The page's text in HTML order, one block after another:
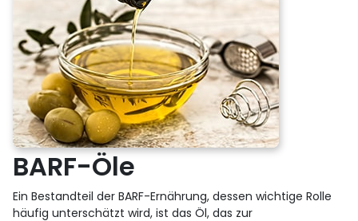
BARF-Öle
Ein Bestandteil der BARF-Ernährung, dessen wichtige Rolle
häufig unterschätzt wird, ist das Öl, das zur